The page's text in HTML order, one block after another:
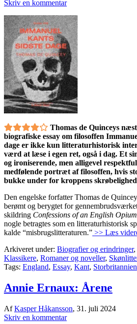
Skriv en kommentar
Thomas de Quinceys
biografiske essay om filosoffen
dage er ikke kun litteraturhistorisk
værd at læse i egen ret, også i dag. Et
og ironiserende, men alligevel
medfølende portræt af filosoffen, hvis
bukke under for kroppens
Den engelske forfatter Thomas de
berømt og berygtet for
skildring Confessions of an English
nogle betragtes som en litteraturhistorisk
kalde “misbrugslitteraturen.” >> Læs
Arkiveret under: Biografier og erindringer,
Klassikere, Romaner og noveller,
Tags: England, Essay, Kant, Storbritannien
Annie Ernaux: Årene
AfKasper Håkansson, 31. juli 2024
Skriv en kommentar